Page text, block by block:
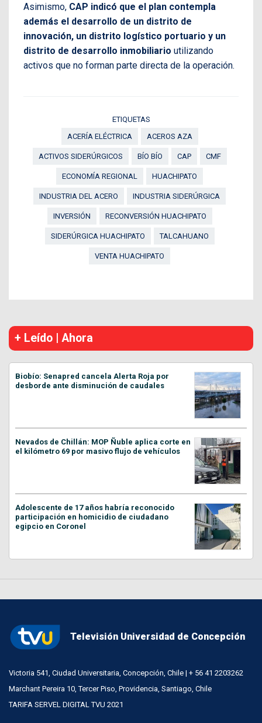
Asimismo, CAP indicó que el plan contempla
además el desarrollo de un distrito de
innovación, un distrito logístico portuario y un
distrito de desarrollo inmobiliario utilizando
activos que no forman parte directa de la operación.
ETIQUETAS
ACERÍA ELÉCTRICA
ACEROS AZA
ACTIVOS SIDERÚRGICOS BÍO BÍO CAP CMF
ECONOMÍA REGIONAL HUACHIPATO
INDUSTRIA DEL ACERO INDUSTRIA SIDERÚRGICA
INVERSIÓN RECONVERSIÓN HUACHIPATO
SIDERÚRGICA HUACHIPATO TALCAHUANO
VENTA HUACHIPATO
+ Leído | Ahora
Biobío: Senapred cancela Alerta Roja por
desborde ante disminución de caudales
Nevados de Chillán: MOP Ñuble aplica corte en
el kilómetro 69 por masivo flujo de vehículos
Adolescente de 17 años habría reconocido
participación en homicidio de ciudadano
egipcio en Coronel
Televisión Universidad de Concepción
Victoria 541, Ciudad Universitaria, Concepción, Chile | + 56 41 2203262
Marchant Pereira 10, Tercer Piso, Providencia, Santiago, Chile
TARIFA SERVEL DIGITAL TVU 2021